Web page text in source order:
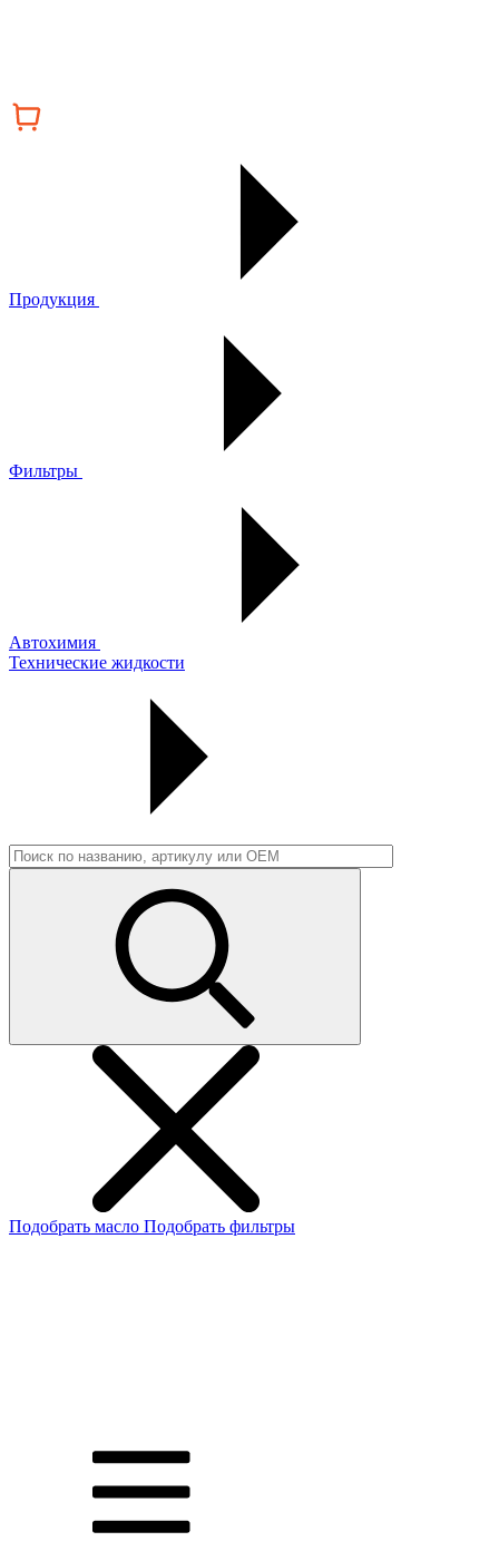
Продукция
Фильтры
Автохимия
Технические жидкости
Подобрать масло Подобрать фильтры